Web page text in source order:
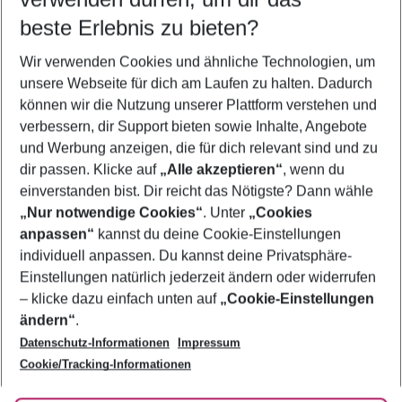
5-8 Nächte
2 Erwachsene Keine Kinder
Mehr Filter anzeigen
Footer
Footer navigation
Über uns
AGB
Bestpreisgarantie
Cookie-Einstellungen ändern
Cookie-Richtlinie
Agenturbetreuung
Barrierefreies Reisen
Folge uns
beste Erlebnis zu bieten?
Wir verwenden Cookies und ähnliche Technologien, um
unsere Webseite für dich am Laufen zu halten. Dadurch
können wir die Nutzung unserer Plattform verstehen und
verbessern, dir Support bieten sowie Inhalte, Angebote
und Werbung anzeigen, die für dich relevant sind und zu
dir passen. Klicke auf „Alle akzeptieren“, wenn du
einverstanden bist. Dir reicht das Nötigste? Dann wähle
„Nur notwendige Cookies“. Unter „Cookies
anpassen“ kannst du deine Cookie-Einstellungen
individuell anpassen. Du kannst deine Privatsphäre-
Einstellungen natürlich jederzeit ändern oder widerrufen
– klicke dazu einfach unten auf „Cookie-Einstellungen
ändern“.
Datenschutz-Informationen
Impressum
Cookie/Tracking-Informationen